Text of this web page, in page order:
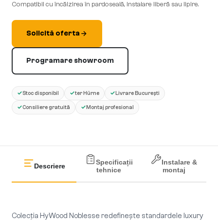
Compatibil cu încălzirea în pardoseală, instalare liberă sau lipire.
Solicită oferta
Programare showroom
✓Stoc disponibil ✓ter Hürne ✓ Livrare București
✓Consiliere gratuită ✓ Montaj profesional
Descriere
Specificații
tehnice
Instalare &
montaj
Colecția HyWood Noblesse redefinește standardele luxury